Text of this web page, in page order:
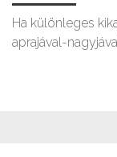
Ha különleges
aprajával-